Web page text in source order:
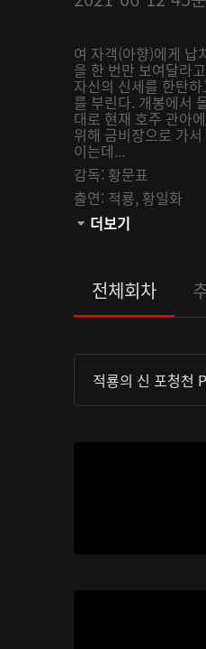
여 자객(아향)에게 납
을 한 번만 보여달라
자신의 신세를 한탄
를 부린다. 개봉에서
대로 현재 호주 관아
위해 금비장으로 가
이는데...
감독: 황문표
출연: 적룡, 황일화
관람등급:
더보기
전체회차
적룡의 신 포청천